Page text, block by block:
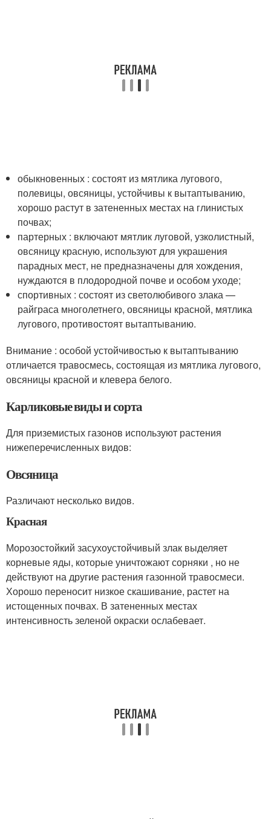
обыкновенных : состоят из мятлика лугового,
полевицы, овсяницы, устойчивы к вытаптыванию,
хорошо растут в затененных местах на глинистых
почвах;
партерных : включают мятлик луговой, узколистный,
овсяницу красную, используют для украшения
парадных мест, не предназначены для хождения,
нуждаются в плодородной почве и особом уходе;
спортивных : состоят из светолюбивого злака —
райграса многолетнего, овсяницы красной, мятлика
лугового, противостоят вытаптыванию.
Внимание : особой устойчивостью к вытаптыванию
отличается травосмесь, состоящая из мятлика лугового,
овсяницы красной и клевера белого.
Карликовые виды и сорта
Для приземистых газонов используют растения
нижеперечисленных видов:
Овсяница
Различают несколько видов.
Красная
Морозостойкий засухоустойчивый злак выделяет
корневые яды, которые уничтожают сорняки , но не
действуют на другие растения газонной травосмеси.
Хорошо переносит низкое скашивание, растет на
истощенных почвах. В затененных местах
интенсивность зеленой окраски ослабевает.